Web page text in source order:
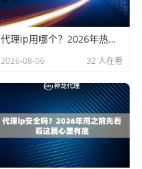
代理ip用哪个？2026年热门选择一次说清楚
2026-08-06 32 人在看